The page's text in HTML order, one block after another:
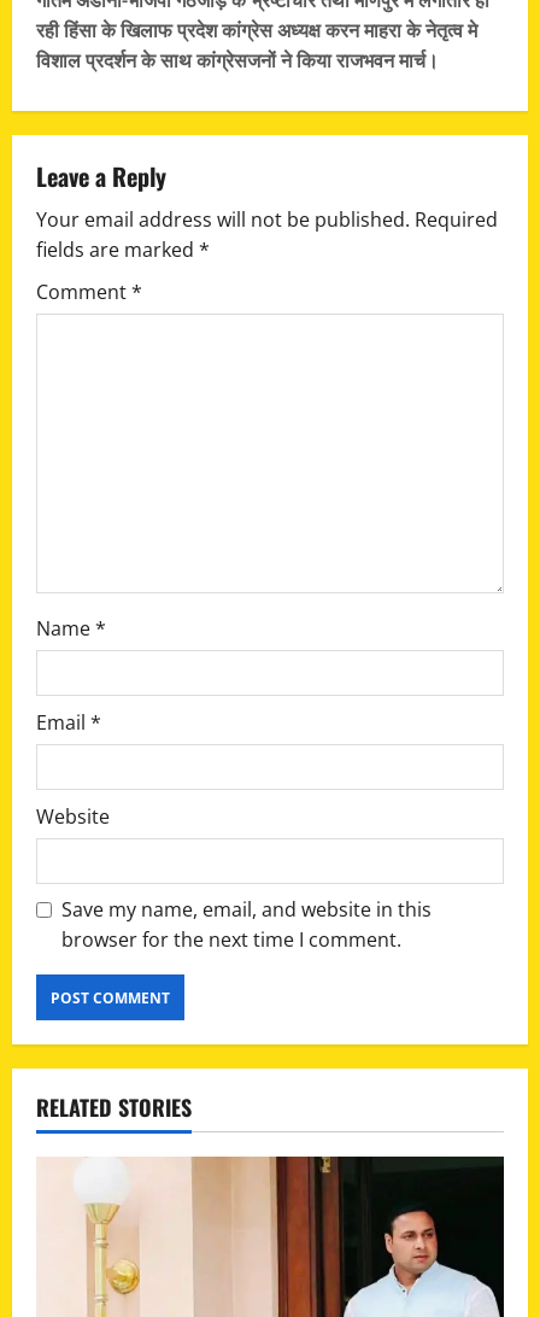
n
a
v
i
g
a
रही हिंसा के खिलाफ प्रदेश कांग्रेस अध्यक्ष करन माहरा के नेतृत्व मे
विशाल प्रदर्शन के साथ कांग्रेसजनों ने किया राजभवन मार्च।
Leave a Reply
Your email address will not be published. Required
fields are marked *
Comment*
Name*
Email *
Website
Save my name, email, and website in this
browser for the next time I comment.
RELATED STORIES